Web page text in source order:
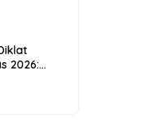
2026: